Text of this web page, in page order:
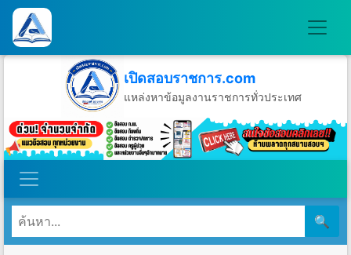
เปิดสอบราชการ.com
แหล่งหาข้อมูลงานราชการทั่วประเทศ
วันเสาร์ที่ 8 เดือนสิงหาคม พ.ศ.2569
🔍